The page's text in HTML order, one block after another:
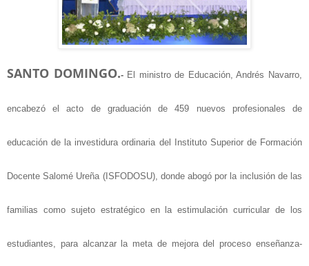
SANTO DOMINGO.- El ministro de Educación, Andrés Navarro,
encabezó el acto de graduación de 459 nuevos profesionales de
educación de la investidura ordinaria del Instituto Superior de Formación
Docente Salomé Ureña (ISFODOSU), donde abogó por la inclusión de las
familias como sujeto estratégico en la estimulación curricular de los
estudiantes, para alcanzar la meta de mejora del proceso enseñanza-